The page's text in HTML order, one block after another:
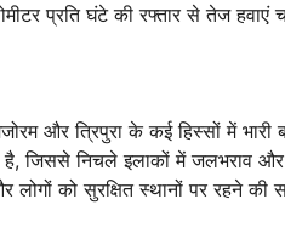
प्रति घंटे की रफ्तार से तेज हवाएं
और त्रिपुरा के कई हिस्सों में भारी
जिससे निचले इलाकों में जलभराव
लोगों को सुरक्षित स्थानों पर रहने की